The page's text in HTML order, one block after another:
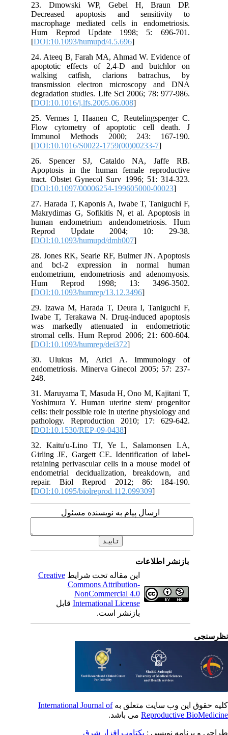
23. Dmowski WP, Gebel H, Braun DP.
Decreased apoptosis and sensitivity to
macrophage mediated cells in endometriosis.
Hum Reprod Update 1998; 5: 696-701.
[DOI:10.1093/humupd/4.5.696
24. Ateeq B, Farah MA, Ahmad W. Evidence of
apoptotic effects of 2,4-D and butchlor on
walking catfish, clarions batrachus, by
transmission electron microscopy and DNA
degradation studies. Life Sci 2006; 78: 977-986.
[DOI:10.1016/j.lfs.2005.06.008
25. Vermes I, Haanen C, Reutelingsperger C.
Flow cytometry of apoptotic cell death. J
Immunol Methods 2000; 243: 167-190.
[DOI:10.1016/S0022-1759(00)00233-7
26. Spencer SJ, Cataldo NA, Jaffe RB.
Apoptosis in the human female reproductive
tract. Obstet Gynecol Surv 1996; 51: 314-323.
[DOI:10.1097/00006254-199605000-00023
27. Harada T, Kaponis A, Iwabe T, Taniguchi F,
Makrydimas G, Sofikitis N, et al. Apoptosis in
human endometrium andendometriosis. Hum
Reprod Update 2004; 10: 29-38.
[DOI:10.1093/humupd/dmh007
28. Jones RK, Searle RF, Bulmer JN. Apoptosis
and bcl-2 expression in normal human
endometrium, endometriosis and adenomyosis.
Hum Reprod 1998; 13: 3496-3502.
[DOI:10.1093/humrep/13.12.3496
29. Izawa M, Harada T, Deura I, Taniguchi F,
Iwabe T, Terakawa N. Drug-induced apoptosis
was markedly attenuated in endometriotic
stromal cells. Hum Reprod 2006; 21: 600-604.
[DOI:10.1093/humrep/dei372
30. Ulukus M, Arici A. Immunology of
endometriosis. Minerva Ginecol 2005; 57: 237-
248.
31. Maruyama T, Masuda H, Ono M, Kajitani T,
Yoshimura Y. Human uterine stem/ progenitor
cells: their possible role in uterine physiology and
pathology. Reproduction 2010; 17: 629-642.
[DOI:10.1530/REP-09-0438
32. Kaitu'u-Lino TJ, Ye L, Salamonsen LA,
Girling JE, Gargett CE. Identification of label-
retaining perivascular cells in a mouse model of
endometrial decidualization, breakdown, and
repair. Biol Reprod 2012; 86: 184-190.
[DOI:10.1095/biolreprod.112.099309
ارسال پیام به نویسنده مسئول
بازنشر اطلاعات
این مقاله تحت شرایطCreative
Commons Attribution-
NonCommercial 4.0
International Licenseقابل
بازنشر است.
حقوق این وب سایت متعلق بهInternational Journal of
Reproductiveمی باشد.
و برنامه نویسی : یکتاوب افزار شرق